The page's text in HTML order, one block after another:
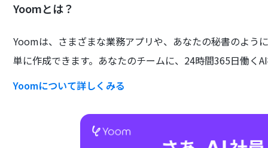
Yoomとは？
Yoomは、さまざまな業務アプリや、あなたの秘書のよう
単に作成できます。あなたのチームに、24時間365日働く
Yoomについて詳しくみる